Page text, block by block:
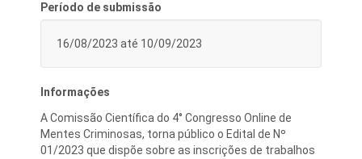
Período de submissão
16/08/2023 até 10/09/2023
Informações
A Comissão Científica do 4° Congresso Online de
Mentes Criminosas, torna público o Edital de Nº
01/2023 que dispõe sobre as inscrições de trabalhos